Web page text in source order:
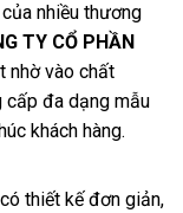
nhiều thương
TY CỔ PHẦN
nhờ vào chất
cấp đa dạng mẫu
khách hàng.
thiết kế đơn giản,